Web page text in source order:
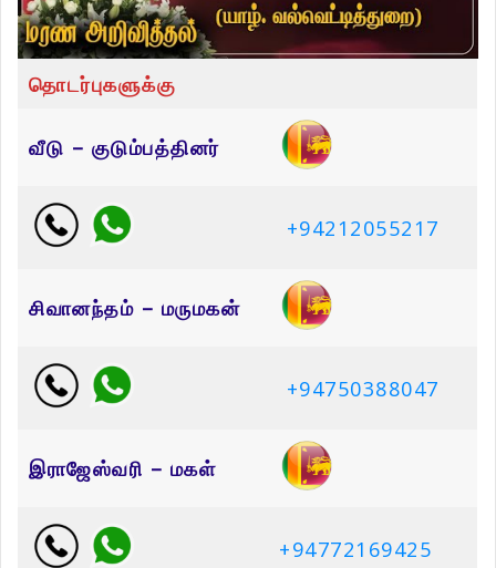
தொடர்புகளுக்கு
வீடு – குடும்பத்தினர்
+94212055217
சிவானந்தம் – மருமகன்
+94750388047
இராஜேஸ்வரி – மகள்
+94772169425